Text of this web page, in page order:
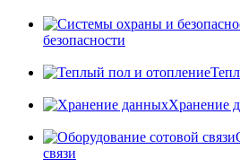
безопасности
Хранение
связи